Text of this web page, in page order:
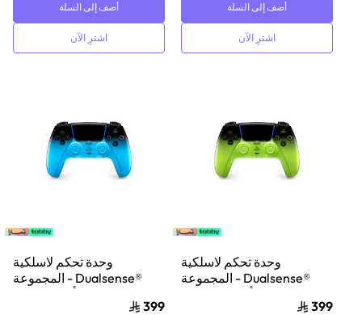
أضف إلى السلة
اشترِ الآن
أضف إلى السلة
اشترِ الآن
وحدة تحكم لاسلكية
®Dualsense - المجموعة
الزاهية - أخضر متماهي
399
وحدة تحكم لاسلكية
®Dualsense - المجموعة
الزاهية - أزرق متناغم
399